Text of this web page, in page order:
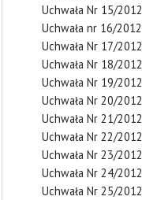
Uchwała Nr 15/2012
Uchwała nr 16/2012
Uchwała Nr 17/2012
Uchwała Nr 18/2012
Uchwała Nr 19/2012
Uchwała Nr 20/2012
Uchwała Nr 21/2012
Uchwała Nr 22/2012
Uchwała Nr 23/2012
Uchwała Nr 24/2012
Uchwała Nr 25/2012